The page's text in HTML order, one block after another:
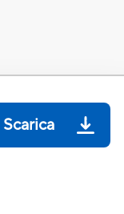
Scarica